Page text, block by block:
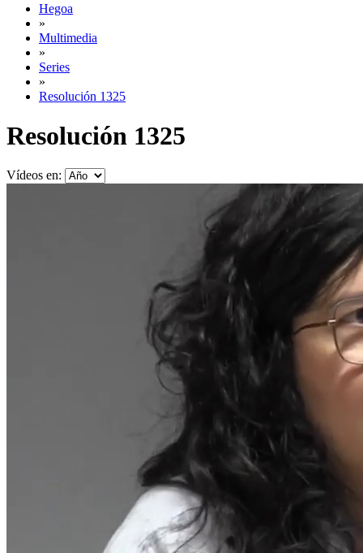
Hegoa
»
Multimedia
»
Series
»
Resolución 1325
Resolución 1325
Vídeos en: